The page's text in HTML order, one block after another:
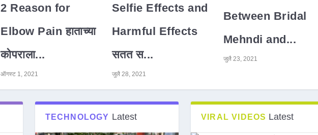
2 Reason for
Elbow Pain हाताच्या
कोपराला...
ऑगस्ट 1, 2021
Selfie Effects and
Harmful Effects
सतत स...
जुलै 28, 2021
Between Bridal
Mehndi and...
जुलै 23, 2021
TECHNOLOGY Latest VIRAL VIDEOS Latest